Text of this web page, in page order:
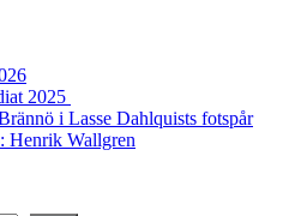
2025
i Lasse Dahlquists fotspår
Henrik Wallgren